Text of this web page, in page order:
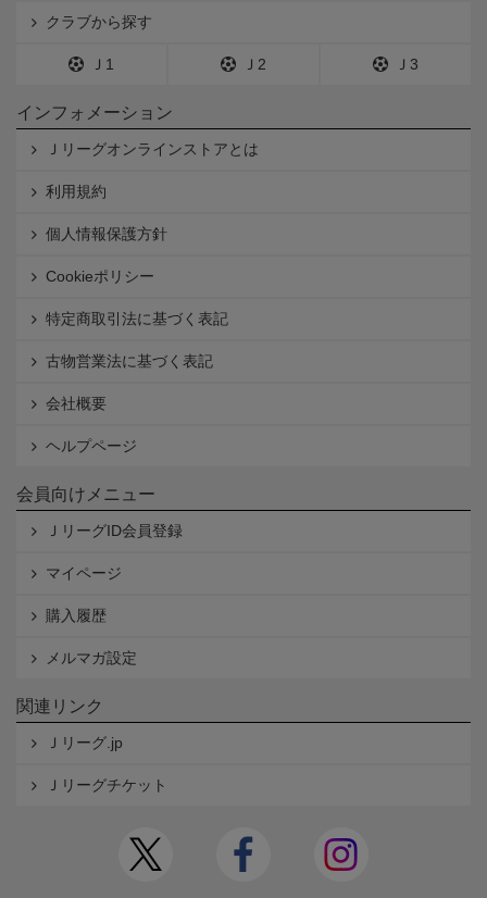
クラブから探す
Ｊ1 Ｊ2 Ｊ3
インフォメーション
Ｊリーグオンラインストアとは
利用規約
個人情報保護方針
Cookieポリシー
特定商取引法に基づく表記
古物営業法に基づく表記
会社概要
ヘルプページ
会員向けメニュー
ＪリーグID会員登録
マイページ
購入履歴
メルマガ設定
関連リンク
Ｊリーグ.jp
Ｊリーグチケット